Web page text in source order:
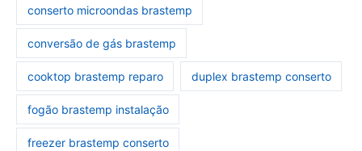
conserto microondas brastemp
conversão de gás brastemp
cooktop brastemp reparo duplex brastemp conserto
fogão brastemp instalação
freezer brastemp conserto